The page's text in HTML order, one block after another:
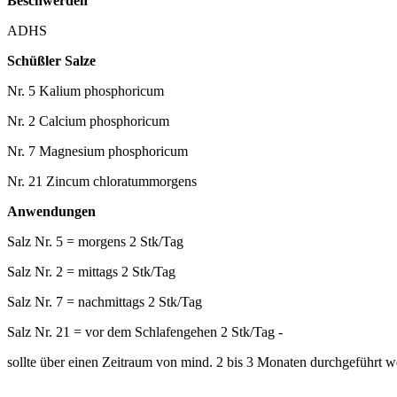
ADHS
Schüßler Salze
Nr. 5 Kalium phosphoricum
Nr. 2 Calcium phosphoricum
Nr. 7 Magnesium phosphoricum
Nr. 21 Zincum chloratummorgens
Anwendungen
Salz Nr. 5 = morgens 2 Stk/Tag
Salz Nr. 2 = mittags 2 Stk/Tag
Salz Nr. 7 = nachmittags 2 Stk/Tag
Salz Nr. 21 = vor dem Schlafengehen 2 Stk/Tag -
sollte über einen Zeitraum von mind. 2 bis 3 Monaten durchgeführt